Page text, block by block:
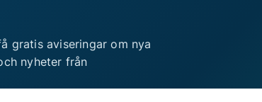
gratis aviseringar om nya
nyheter från